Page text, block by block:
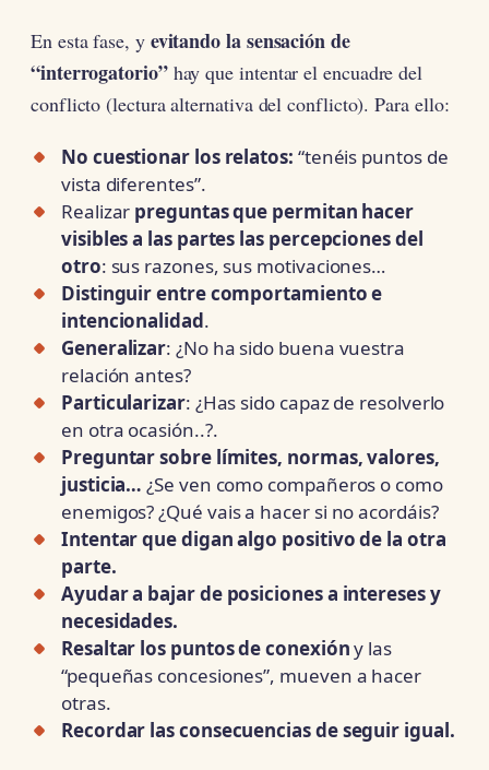
En esta fase, y evitando la sensación de
“interrogatorio”hay que intentar el encuadre del
conflicto (lectura alternativa del conflicto). Para ello:
No cuestionar los relatos: “tenéis puntos de
vista diferentes”.
Realizar preguntas que permitan hacer
visibles a las partes las percepciones del
otro: sus razones, sus motivaciones…
Distinguir entre comportamiento e
intencionalidad.
Generalizar: ¿No ha sido buena vuestra
relación antes?
Particularizar: ¿Has sido capaz de resolverlo
en otra ocasión..?.
Preguntar sobre límites, normas, valores,
justicia… ¿Se ven como compañeros o como
enemigos? ¿Qué vais a hacer si no acordáis?
Intentar que digan algo positivo de la otra
parte.
Ayudar a bajar de posiciones a intereses y
necesidades.
Resaltar los puntos de conexióny las
“pequeñas concesiones”, mueven a hacer
otras.
Recordar las consecuencias de seguir igual.